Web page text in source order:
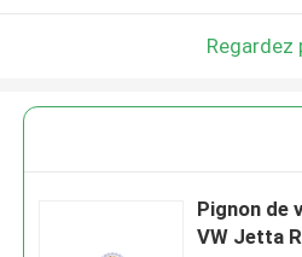
Regardez
Pignon de
VW Jetta